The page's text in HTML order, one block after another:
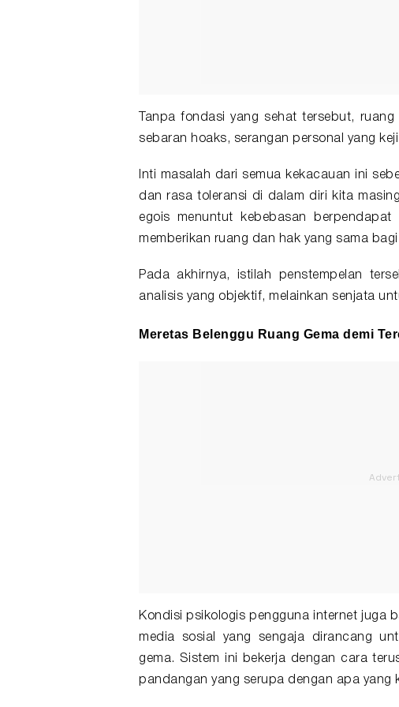
Tanpa fondasi yang sehat tersebut,
sebaran hoaks, serangan personal yang
Inti masalah dari semua kekacauan ini
dan rasa toleransi di dalam diri kita
egois menuntut kebebasan
memberikan ruang dan hak yang sama
Pada akhirnya, istilah penstempelan
analisis yang objektif, melainkan senjata
Meretas Belenggu Ruang Gema demi
Kondisi psikologis pengguna internet juga
media sosial yang sengaja dirancang
gema. Sistem ini bekerja dengan cara
pandangan yang serupa dengan apa yang